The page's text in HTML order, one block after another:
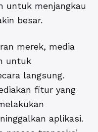
untuk menjangkau
besar.
merek, media
untuk
langsung.
fitur yang
aplikasi.